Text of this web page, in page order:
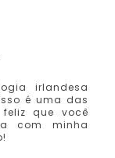
irlandesa
é uma das
que você
com minha